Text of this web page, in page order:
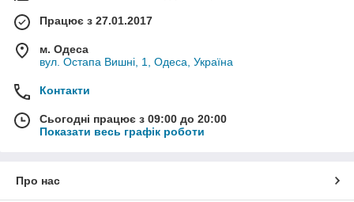
Працює з 27.01.2017
м. Одеса
вул. Остапа Вишні, 1, Одеса, Україна
Контакти
Сьогодні працює з 09:00 до 20:00
Показати весь графік роботи
Про нас